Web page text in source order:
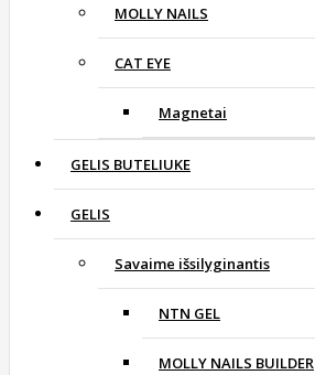
MOLLY NAILS
CAT EYE
Magnetai
GELIS BUTELIUKE
GELIS
Savaime išsilyginantis
NTN GEL
MOLLY NAILS BUILDER